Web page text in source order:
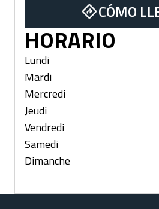
CÓMO
HORARIO
Lundi
Mardi
Mercredi
Jeudi
Vendredi
Samedi
Dimanche